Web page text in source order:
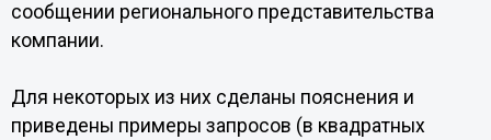
сообщении регионального представительства
компании.
Для некоторых из них сделаны пояснения и
приведены примеры запросов (в квадратных